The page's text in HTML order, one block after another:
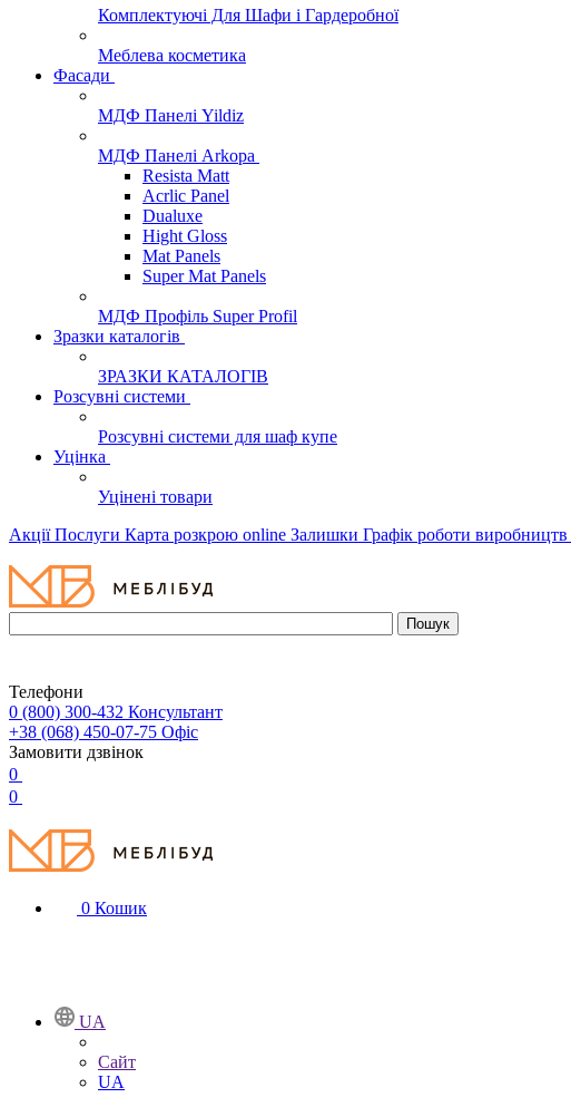
Комплектуючі Для Шафи і Гардеробної
Меблева косметика
Фасади
МДФ Панелі Yildiz
МДФ Панелі Arkopa
Resista Matt
Acrlic Panel
Dualuxe
Hight Gloss
Mat Panels
Super Mat Panels
МДФ Профіль Super Profil
Зразки каталогів
ЗРАЗКИ КАТАЛОГІВ
Розсувні системи
Розсувні системи для шаф купе
Уцінка
Уцінені товари
Акції Послуги Карта розкрою online Залишки Графік роботи виробництв
Телефони
0 (800) 300-432 Консультант
+38 (068) 450-07-75 Офіс
Замовити дзвінок
0
0
0 Кошик
UA
Сайт
UA